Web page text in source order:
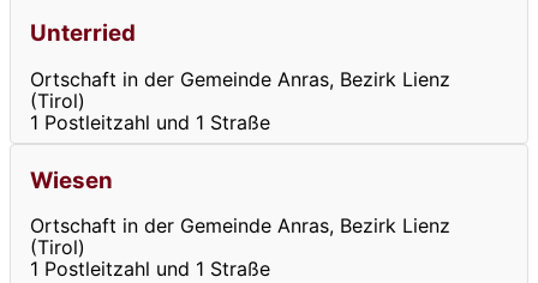
Unterried
Ortschaft in der Gemeinde Anras, Bezirk Lienz
(Tirol)
1 Postleitzahl und 1 Straße
Wiesen
Ortschaft in der Gemeinde Anras, Bezirk Lienz
(Tirol)
1 Postleitzahl und 1 Straße